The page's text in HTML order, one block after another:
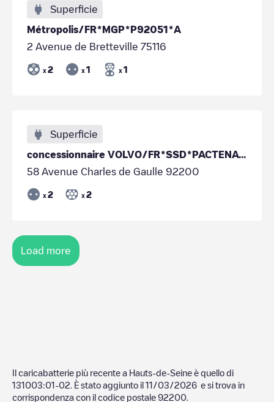
Superficie
Métropolis/FR*MGP*P92051*A
2 Avenue de Bretteville 75116
x 2 x 1 x 1
Superficie
concessionnaire VOLVO/FR*SSD*PACTENAVOLVO92200*1
58 Avenue Charles de Gaulle 92200
x 2 x 2
Load more
Il caricabatterie più recente a Hauts-de-Seine è quello di
131003:01-02 . È stato aggiunto il 11/03/2026 e si trova in
corrispondenza con il codice postale 92200